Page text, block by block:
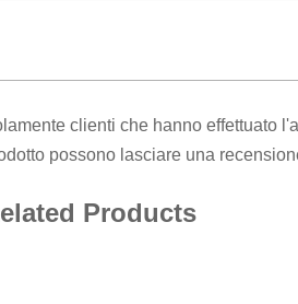
clienti che hanno effettuato
possono lasciare una
Products